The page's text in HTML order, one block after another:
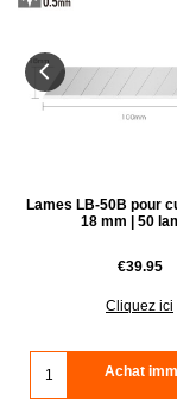
Lames LB-50B pour
18 mm | 50
€39.95
Cliquez ici
Achat